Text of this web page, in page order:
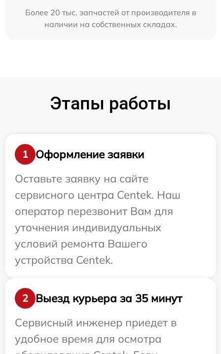
Более 20 тыс. запчастей от производителя в
наличии на собственных складах.
Этапы работы
1
Оформление заявки
Оставьте заявку на сайте
сервисного центра Centek. Наш
оператор перезвонит Вам для
уточнения индивидуальных
условий ремонта Вашего
устройства Centek.
2
Выезд курьера за 35 минут
Сервисный инженер приедет в
удобное время для осмотра